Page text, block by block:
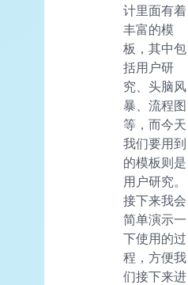
计里面有着
丰富的模
板，其中包
括用户研
究、头脑风
暴、流程图
等，而今天
我们要用到
的模板则是
用户研究。
接下来我会
简单演示一
下使用的过
程，方便我
们接下来进